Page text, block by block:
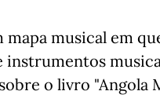
musical em
instrumentos
o livro "Angola